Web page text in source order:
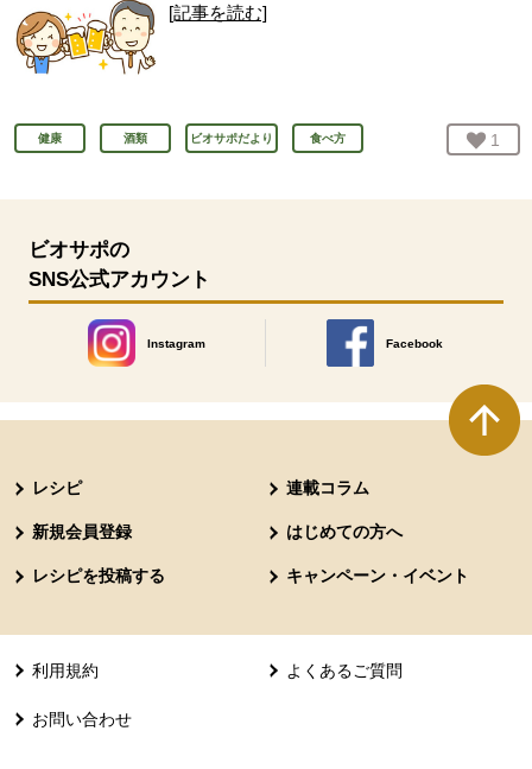
[記事を読む]
健康 酒類 ビオサポだより 食べ方 お気
1
ビオサポの
SNS公式アカウント
Instagram
別のウィンドウで開きます。
Facebook
別のウィンドウで開きます
レシピ 連載コラム
新規会員登録 はじめての方へ
レシピを投稿する キャンペーン・イベント
利用規約 よくあるご質問
お問い合わせ